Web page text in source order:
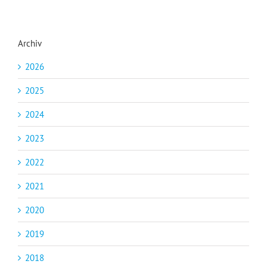
Archiv
2026
2025
2024
2023
2022
2021
2020
2019
2018